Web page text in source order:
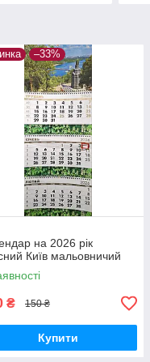
–33%
на 2026 рік
Київ мальовничий
₴ 150 ₴
Купити